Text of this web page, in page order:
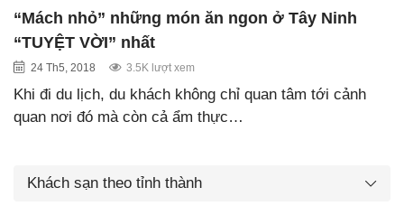
“Mách nhỏ” những món ăn ngon ở Tây Ninh
“TUYỆT VỜI” nhất
24 Th5, 2018 3.5K lượt xem
Khi đi du lịch, du khách không chỉ quan tâm tới cảnh
quan nơi đó mà còn cả ẩm thực…
Khách sạn theo tỉnh thành